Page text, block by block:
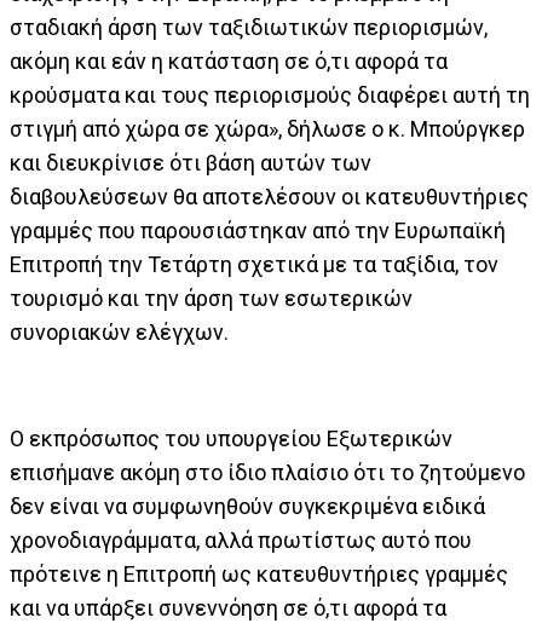
σταδιακή άρση των ταξιδιωτικών περιορισμών,
ακόμη και εάν η κατάσταση σε ό,τι αφορά τα
κρούσματα και τους περιορισμούς διαφέρει αυτή τη
στιγμή από χώρα σε χώρα», δήλωσε ο κ. Μπούργκερ
και διευκρίνισε ότι βάση αυτών των
διαβουλεύσεων θα αποτελέσουν οι κατευθυντήριες
γραμμές που παρουσιάστηκαν από την Ευρωπαϊκή
Επιτροπή την Τετάρτη σχετικά με τα ταξίδια, τον
τουρισμό και την άρση των εσωτερικών
συνοριακών ελέγχων.
Ο εκπρόσωπος του υπουργείου Εξωτερικών
επισήμανε ακόμη στο ίδιο πλαίσιο ότι το ζητούμενο
δεν είναι να συμφωνηθούν συγκεκριμένα ειδικά
χρονοδιαγράμματα, αλλά πρωτίστως αυτό που
πρότεινε η Επιτροπή ως κατευθυντήριες γραμμές
και να υπάρξει συνεννόηση σε ό,τι αφορά τα